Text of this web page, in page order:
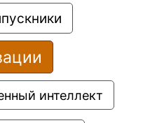
интеллект